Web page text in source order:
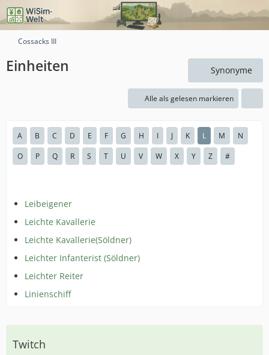
Cossacks III
Einheiten Synonyme
Alle als gelesen markieren
A B C D E F G H I J K L M
N
O
P Q R S T U V W X Y Z #
Leibeigener
Leichte Kavallerie
Leichte Kavallerie(Söldner)
Leichter Infanterist (Söldner)
Leichter Reiter
Linienschiff
Twitch